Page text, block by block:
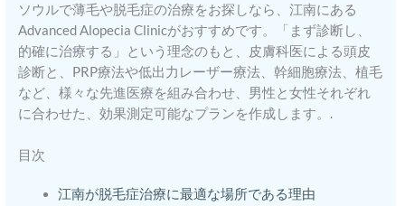
ソウルで薄毛や脱毛症の治療をお探しなら、江南にある
Advanced Alopecia Clinicがおすすめです。「まず診断し、
的確に治療する」という理念のもと、皮膚科医による頭皮
診断と、PRP療法や低出力レーザー療法、幹細胞療法、植毛
など、様々な先進医療を組み合わせ、男性と女性それぞれ
に合わせた、効果測定可能なプランを作成します。.
目次
江南が脱毛症治療に最適な場所である理由